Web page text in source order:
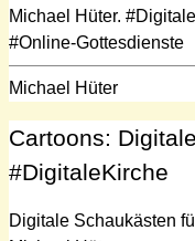
Michael Hüter.
#Online-Gottesdienste
Michael Hüter
Cartoons:
#DigitaleKirche
Digitale Schaukästen